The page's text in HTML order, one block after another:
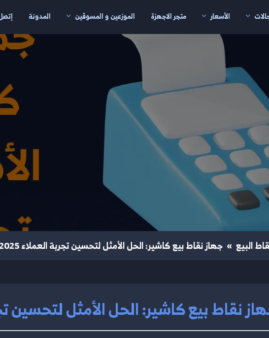
الأسعار متجر الاجهزة الموزعين و المسوقين المدونة
البيع جهاز نقاط بيع كاشير: الحل الأمثل لتحسين تجربة العملاء 2025
نقاط بيع كاشير: الحل الأمثل لتحسين